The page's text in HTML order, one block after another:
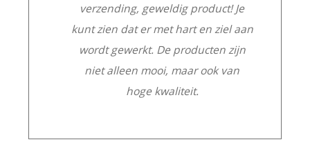
verzending, geweldig product! Je
kunt zien dat er met hart en ziel aan
wordt gewerkt. De producten zijn
niet alleen mooi, maar ook van
hoge kwaliteit.